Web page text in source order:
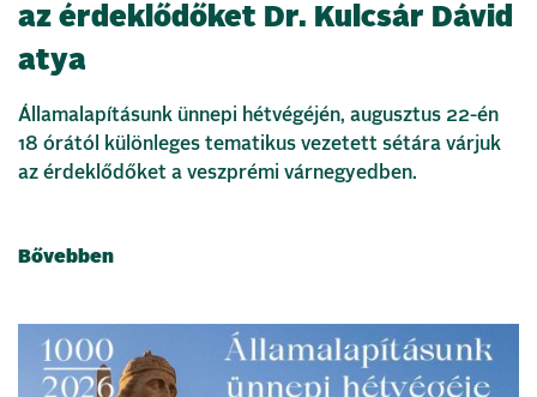
az érdeklődőket Dr. Kulcsár Dávid
atya
Államalapításunk ünnepi hétvégéjén, augusztus 22-én
18 órától különleges tematikus vezetett sétára várjuk
az érdeklődőket a veszprémi várnegyedben.
Bővebben